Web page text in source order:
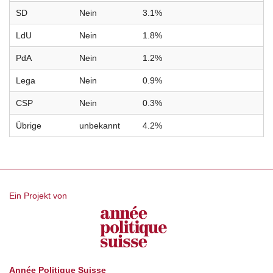
SD Nein 3.1%
LdU Nein 1.8%
PdA Nein 1.2%
Lega Nein 0.9%
CSP Nein 0.3%
Übrige unbekannt 4.2%
Ein Projekt von
Année Politique Suisse